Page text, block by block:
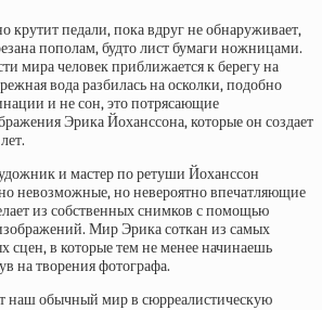
крутит педали, пока вдруг не обнаруживает,
пополам, будто лист бумаги ножницами.
мира человек приближается к берегу на
вода разбилась на осколки, подобно
и не сон, это потрясающие
Эрика Йоханссона, которые он создает
и мастер по ретуши Йоханссон
невозможные, но невероятно впечатляющие
из собственных снимков с помощью
Мир Эрика соткан из самых
сцен, в которые тем не менее начинаешь
на творения фотографа.